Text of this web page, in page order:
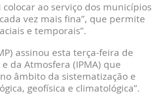
ao serviço dos municípios
vez mais fina”, que permite
e temporais”.
assinou esta terça-feira de
da Atmosfera (IPMA) que
âmbito da sistematização e
geofísica e climatológica”.